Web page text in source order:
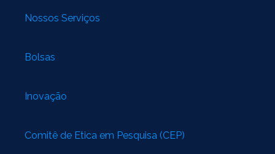
Nossos Serviços
Bolsas
Inovação
Comitê de Ética em Pesquisa (CEP)